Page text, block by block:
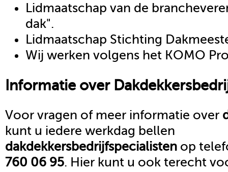
Lidmaatschap van de
dak".
Lidmaatschap Stichting
Wij werken volgens het KOMO
Informatie over
Voor vragen of meer informatie over
kunt u iedere werkdag bellen
dakdekkersbedrijfspecialisten op
760 06 95. Hier kunt u ook terecht